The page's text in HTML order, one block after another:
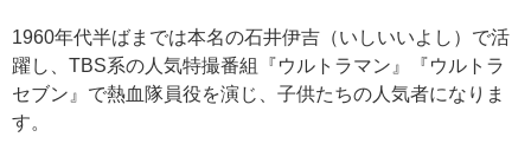
1960年代半ばまでは本名の石井伊吉（いしいいよし）で活
躍し、TBS系の人気特撮番組『ウルトラマン』『ウルトラ
セブン』で熱血隊員役を演じ、子供たちの人気者になりま
す。